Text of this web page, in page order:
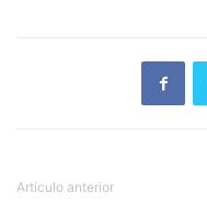
Artículo anterior